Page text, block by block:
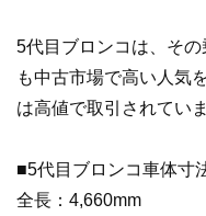
5代目ブロンコは、そ
も中古市場で高い人気
は高値で取引されていま
■5代目ブロンコ車体寸
全長：4,660mm